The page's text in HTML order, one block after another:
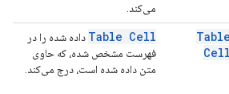
می‌کند.
Table
Cell
Table Cell داده شده را در
فهرست مشخص شده، که حاوی
متن داده شده است، درج می‌کند.